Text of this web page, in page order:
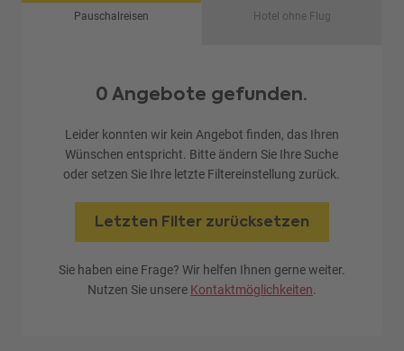
Pauschalreisen Hotel ohne Flug
0 Angebote gefunden.
Leider konnten wir kein Angebot finden, das Ihren
Wünschen entspricht. Bitte ändern Sie Ihre Suche
oder setzen Sie Ihre letzte Filtereinstellung zurück.
Letzten Filter zurücksetzen
Sie haben eine Frage? Wir helfen Ihnen gerne weiter.
Nutzen Sie unsere Kontaktmöglichkeiten.